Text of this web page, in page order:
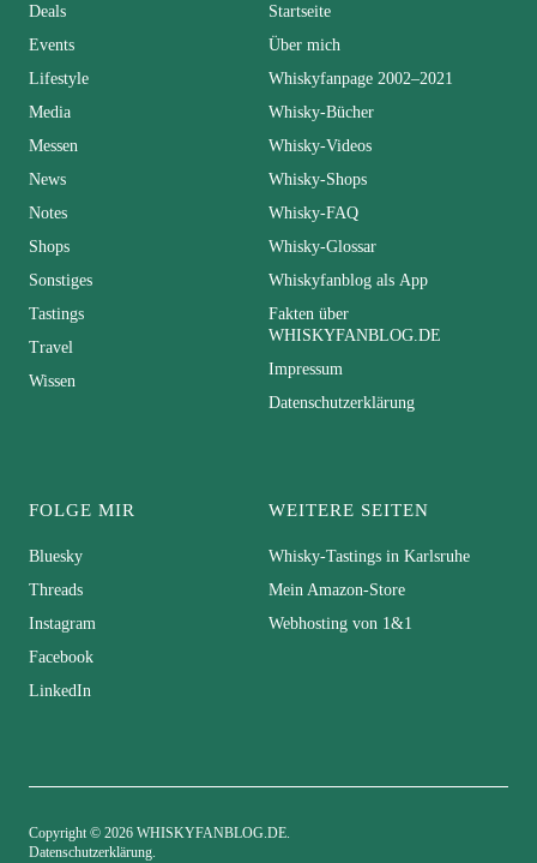
Deals
Events
Lifestyle
Media
Messen
News
Notes
Shops
Sonstiges
Tastings
Travel
Wissen
Startseite
Über mich
Whiskyfanpage 2002–2021
Whisky-Bücher
Whisky-Videos
Whisky-Shops
Whisky-FAQ
Whisky-Glossar
Whiskyfanblog als App
Fakten über
WHISKYFANBLOG.DE
Impressum
Datenschutzerklärung
FOLGE MIR
Bluesky
Threads
Instagram
Facebook
LinkedIn
WEITERE SEITEN
Whisky-Tastings in Karlsruhe
Mein Amazon-Store
Webhosting von 1&1
Copyright © 2026 WHISKYFANBLOG.DE
Datenschutzerklärung